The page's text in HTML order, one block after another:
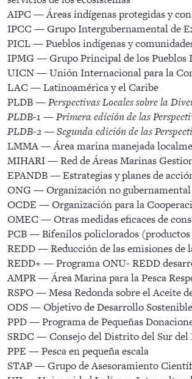
AIPC — Áreas indígenas protegidas y
IPCC — Grupo Intergubernamental de
PICL — Pueblos indígenas y
IPMG — Grupo Principal de los Pueblos
UICN — Unión Internacional para la
LAC — Latinoamérica y el Caribe
PLDB —Perspectivas Locales sobre la
PLDB-1 — Primera edición de las
PLDB-2 — Segunda edición de las
LMMA — Área marina manejada
MIHARI — Red de Áreas Marinas
EPANDB — Estrategias y planes de
ONG — Organización no gubernamental
OCDE — Organización para la
OMEC — Otras medidas eficaces de
PCB — Bifenilos policlorados
REDD — Reducción de las emisiones de
REDD+ — Programa ONU- REDD
AMPR — Área Marina para la Pesca
RSPO — Mesa Redonda sobre el Aceite
ODS — Objetivo de Desarrollo Sostenible
PPD — Programa de Pequeñas
SRDC — Consejo del Distrito del Sur del
PPE — Pesca en pequeña escala
STAP — Grupo de Asesoramiento